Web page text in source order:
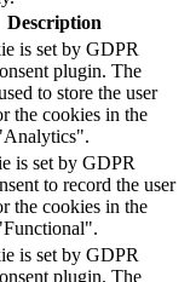
Description
is set by GDPR
plugin. The
to store the user
the cookies in the
is set by GDPR
to record the user
the cookies in the
is set by GDPR
plugin. The